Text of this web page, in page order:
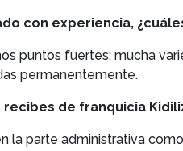
con experiencia,
puntos fuertes: mucha
permanentemente.
recibes de franquicia
la parte administrativa